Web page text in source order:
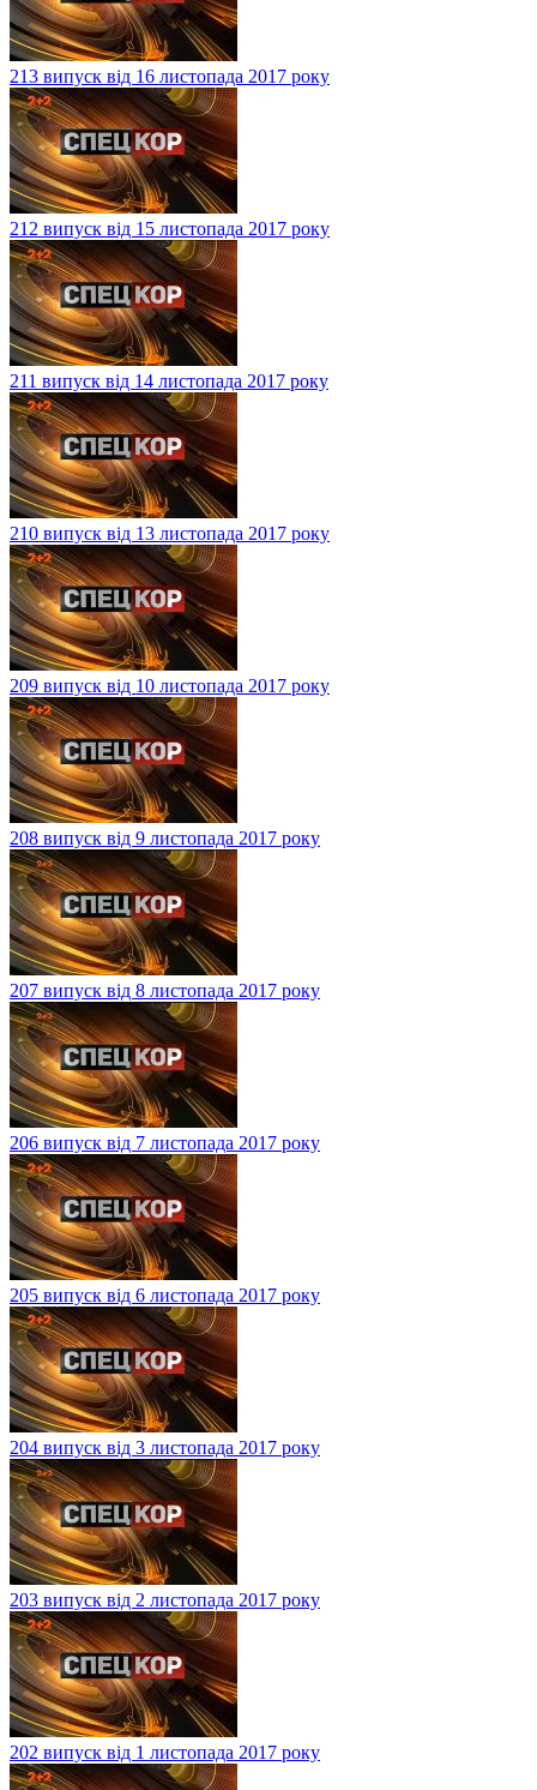
213 випуск від 16 листопада 2017 року
212 випуск від 15 листопада 2017 року
211 випуск від 14 листопада 2017 року
210 випуск від 13 листопада 2017 року
209 випуск від 10 листопада 2017 року
208 випуск від 9 листопада 2017 року
207 випуск від 8 листопада 2017 року
206 випуск від 7 листопада 2017 року
205 випуск від 6 листопада 2017 року
204 випуск від 3 листопада 2017 року
203 випуск від 2 листопада 2017 року
202 випуск від 1 листопада 2017 року